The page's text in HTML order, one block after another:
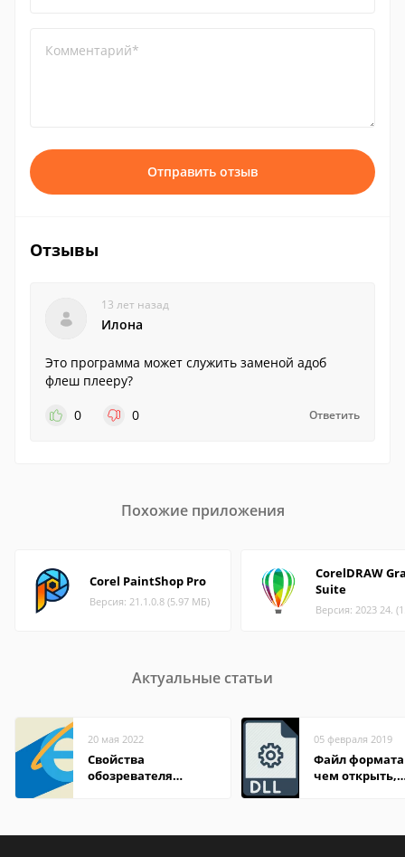
Комментарий*
Отправить отзыв
Отзывы
13 лет назад
Илона
Это программа может служить заменой адоб
флеш плееру?
0
0 Ответить
Похожие приложения
Corel PaintShop Pro
Версия: 21.1.0.8 (5.97 МБ)
CorelDRAW
Suite
Версия: 2023 24.
Актуальные статьи
20 мая 2022
Свойства
обозревателя
05 февраля 2019
Файл формата
чем открыть,